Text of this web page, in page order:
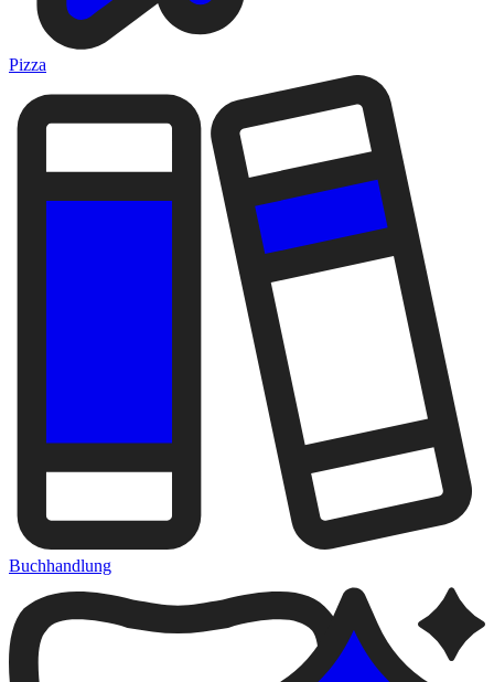
Pizza
Buchhandlung